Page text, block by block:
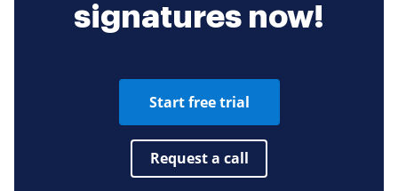
signatures now!
Start free trial
Request a call